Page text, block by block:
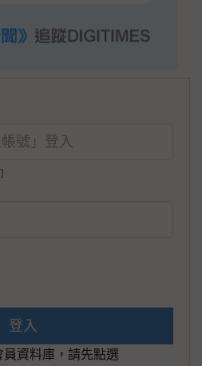
登入
資料庫，請先點選